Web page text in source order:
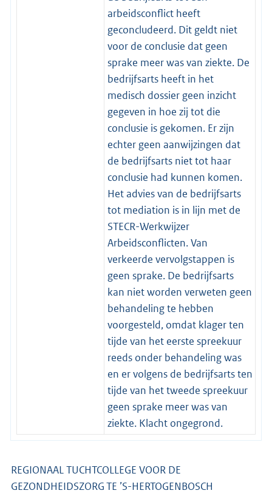
arbeidsconflict heeft
geconcludeerd. Dit geldt niet
voor de conclusie dat geen
sprake meer was van ziekte. De
bedrijfsarts heeft in het
medisch dossier geen inzicht
gegeven in hoe zij tot die
conclusie is gekomen. Er zijn
echter geen aanwijzingen dat
de bedrijfsarts niet tot haar
conclusie had kunnen komen.
Het advies van de bedrijfsarts
tot mediation is in lijn met de
STECR-Werkwijzer
Arbeidsconflicten. Van
verkeerde vervolgstappen is
geen sprake. De bedrijfsarts
kan niet worden verweten geen
behandeling te hebben
voorgesteld, omdat klager ten
tijde van het eerste spreekuur
reeds onder behandeling was
en er volgens de bedrijfsarts ten
tijde van het tweede spreekuur
geen sprake meer was van
ziekte. Klacht ongegrond.
REGIONAAL TUCHTCOLLEGE VOOR DE
GEZONDHEIDSZORG TE ’S-HERTOGENBOSCH